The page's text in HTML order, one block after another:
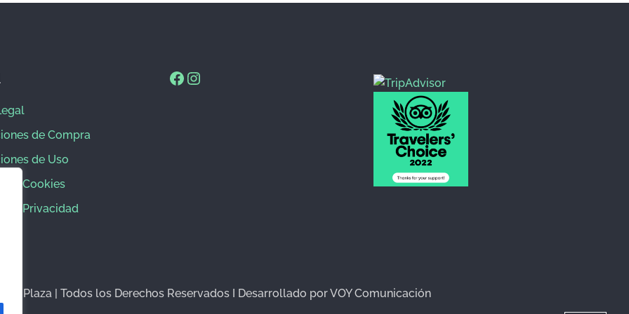
de Compra
de Uso
de Cookies
de Privacidad
Plaza | Todos los Derechos Reservados I Desarrollado por VOY Comunicación